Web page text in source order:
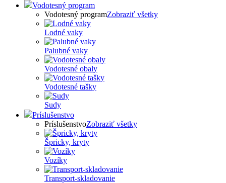
Vodotesný program
Vodotesný programZobraziť všetky
Lodné vaky
Palubné vaky
Vodotesné obaly
Vodotesné tašky
Sudy
Príslušenstvo
PríslušenstvoZobraziť všetky
Špricky, kryty
Vozíky
Transport-skladovanie